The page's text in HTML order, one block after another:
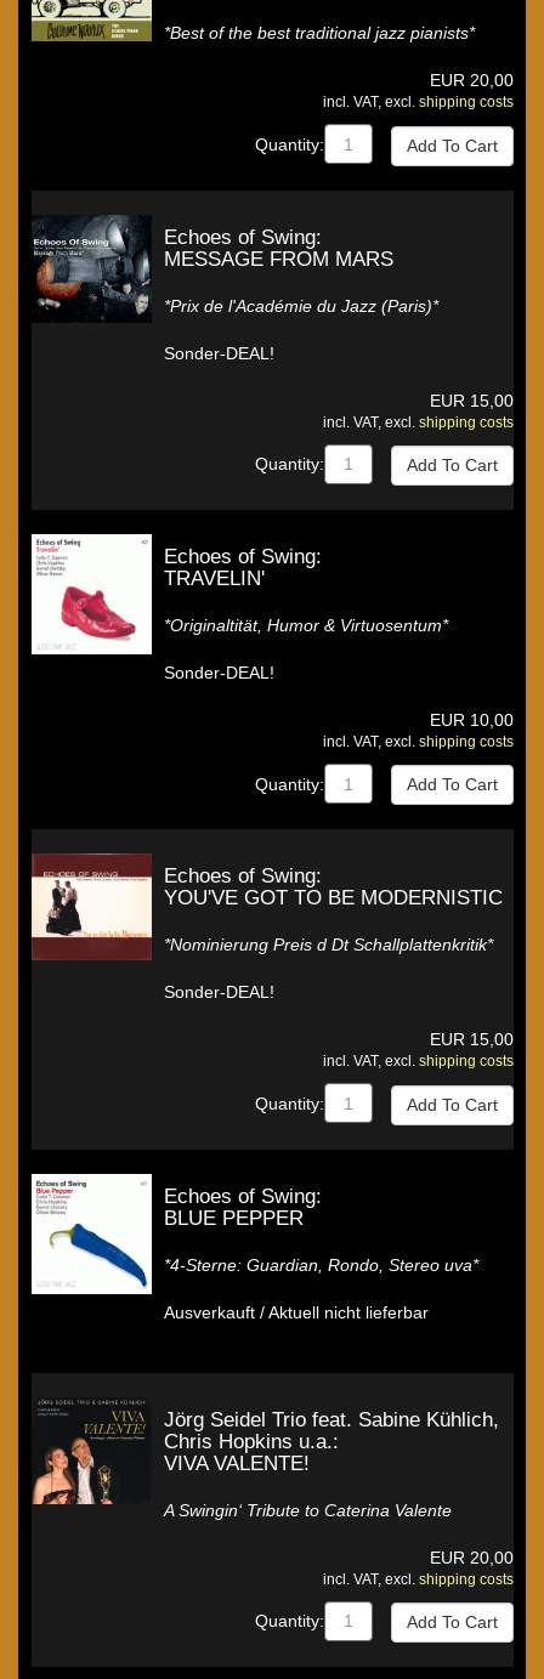
*Best of the best traditional jazz pianists*
EUR 20,00
incl. VAT, excl. shipping costs
Quantity:
Echoes of Swing:
MESSAGE FROM MARS
*Prix de l'Académie du Jazz (Paris)*
Sonder-DEAL!
EUR 15,00
incl. VAT, excl. shipping costs
Quantity:
Echoes of Swing:
TRAVELIN'
*Originaltität, Humor & Virtuosentum*
Sonder-DEAL!
EUR 10,00
incl. VAT, excl. shipping costs
Quantity:
Echoes of Swing:
YOU'VE GOT TO BE MODERNISTIC
*Nominierung Preis d Dt Schallplattenkritik*
Sonder-DEAL!
EUR 15,00
incl. VAT, excl. shipping costs
Quantity:
Echoes of Swing:
BLUE PEPPER
*4-Sterne: Guardian, Rondo, Stereo uva*
Ausverkauft / Aktuell nicht lieferbar
Jörg Seidel Trio feat. Sabine Kühlich,
Chris Hopkins u.a.:
VIVA VALENTE!
A Swingin‘ Tribute to Caterina Valente
EUR 20,00
incl. VAT, excl. shipping costs
Quantity: